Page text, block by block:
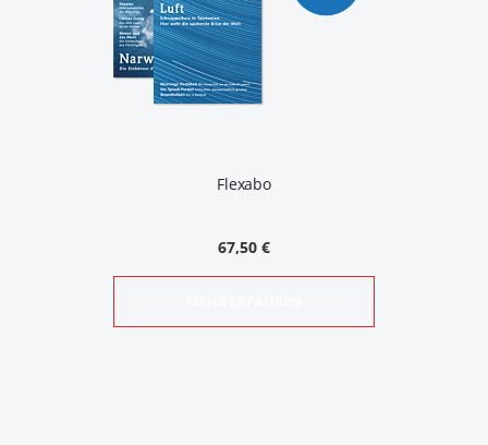
Flexabo
67,50 €